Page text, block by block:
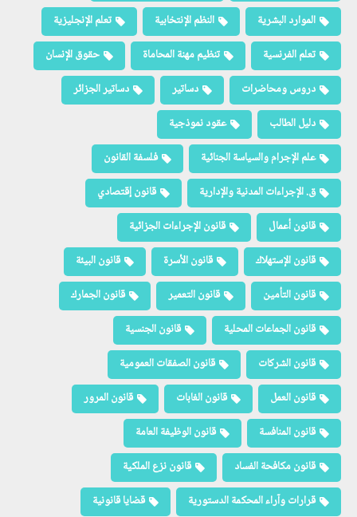
الموارد البشرية
النظم الإنتخابية
تعلم الإنجليزية
تعلم الفرنسية
تنظيم مهنة المحاماة
حقوق الإنسان
دروس ومحاضرات
دساتير
دساتير الجزائر
دليل الطالب
عقود نموذجية
علم الإجرام والسياسة الجنائية
فلسفة القانون
ق. الإجراءات المدنية والإدارية
قانون إقتصادي
قانون أعمال
قانون الإجراءات الجزائية
قانون الإستهلاك
قانون الأسرة
قانون البيئة
قانون التأمين
قانون التعمير
قانون الجمارك
قانون الجماعات المحلية
قانون الجنسية
قانون الشركات
قانون الصفقات العمومية
قانون العمل
قانون الغابات
قانون المرور
قانون المنافسة
قانون الوظيفة العامة
قانون مكافحة الفساد
قانون نزع الملكية
قرارات وآراء المحكمة الدستورية
قضايا قانونية